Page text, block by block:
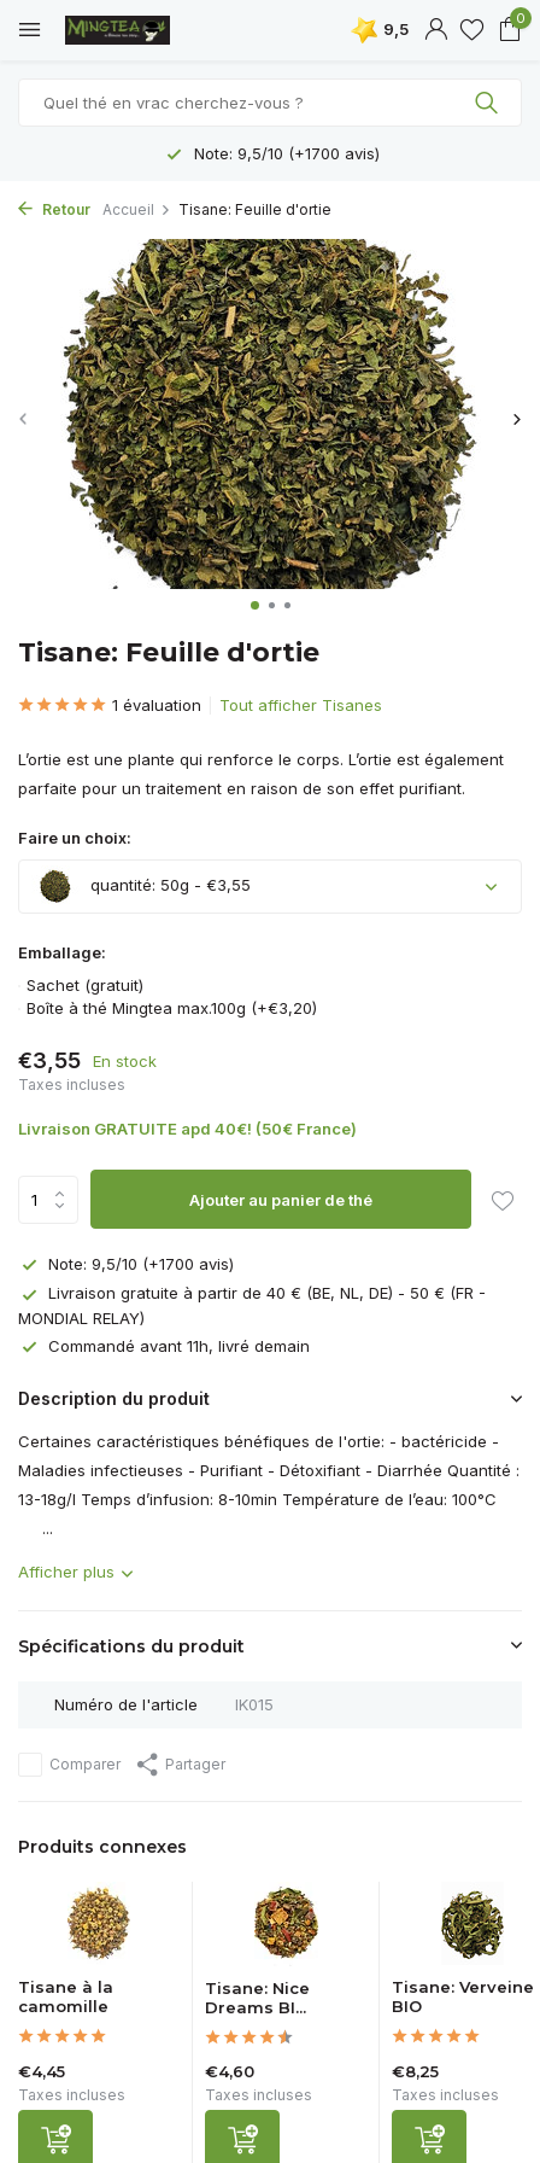
9,5
0
Note: 9,5/10 (+1700 avis)
Retour Accueil Tisane: Feuille d'ortie
Tisane: Feuille d'ortie
1 évaluation Tout afficher Tisanes
L’ortie est une plante qui renforce le corps. L’ortie est également
parfaite pour un traitement en raison de son effet purifiant.
Faire un choix:
quantité: 50g - €3,55
Emballage:
Sachet (gratuit)
Boîte à thé Mingtea max.100g (+€3,20)
€3,55 En stock
Taxes incluses
Livraison GRATUITE apd 40€! (50€ France)
Ajouter au panier de thé
Note: 9,5/10 (+1700 avis)
Livraison gratuite à partir de 40 € (BE, NL, DE) - 50 € (FR -
MONDIAL RELAY)
Commandé avant 11h, livré demain
Description du produit
Certaines caractéristiques bénéfiques de l'ortie: - bactéricide -
Maladies infectieuses - Purifiant - Détoxifiant - Diarrhée Quantité :
13-18g/l Temps d’infusion: 8-10min Température de l’eau: 100°C
...
Afficher plus
Spécifications du produit
Numéro de l'article IK015
Comparer Partager
Produits connexes
Tisane à la
camomille
€4,45
Taxes incluses
Tisane: Nice
Dreams BI...
€4,60
Taxes incluses
Tisane: Verveine
BIO
€8,25
Taxes incluses